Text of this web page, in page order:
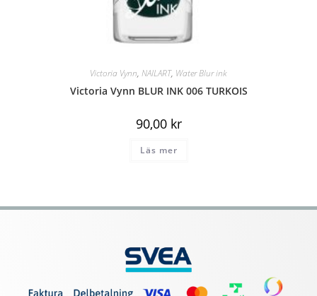
Victoria Vynn, NAILART, Water Blur ink
Victoria Vynn BLUR INK 006 TURKOIS
90,00 kr
Läs mer